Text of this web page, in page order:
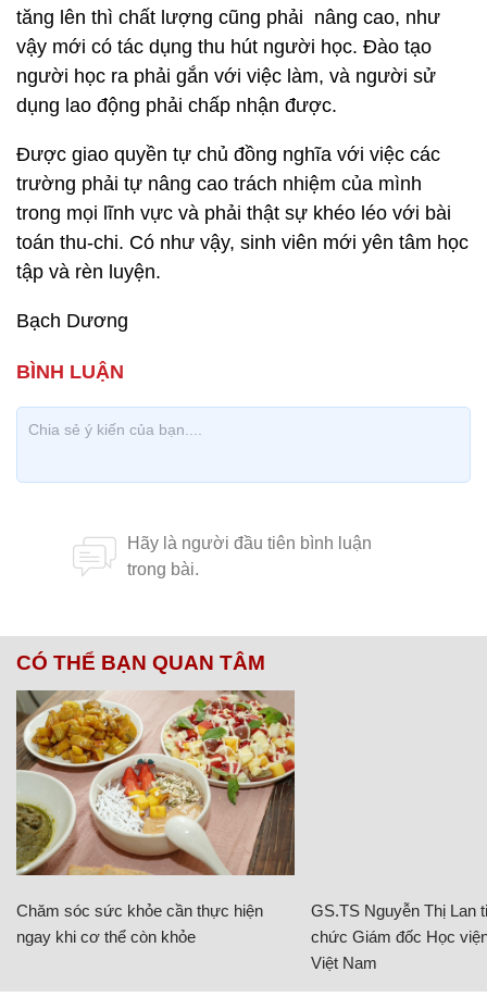
tăng lên thì chất lượng cũng phải nâng cao, như
vậy mới có tác dụng thu hút người học. Đào tạo
người học ra phải gắn với việc làm, và người sử
dụng lao động phải chấp nhận được.
Được giao quyền tự chủ đồng nghĩa với việc các
trường phải tự nâng cao trách nhiệm của mình
trong mọi lĩnh vực và phải thật sự khéo léo với bài
toán thu-chi. Có như vậy, sinh viên mới yên tâm học
tập và rèn luyện.
Bạch Dương
CÓ THỂ BẠN QUAN TÂM
Chăm sóc sức khỏe cần thực hiện
ngay khi cơ thể còn khỏe
GS.TS Nguyễn Thị Lan
chức Giám đốc Học
Việt Nam